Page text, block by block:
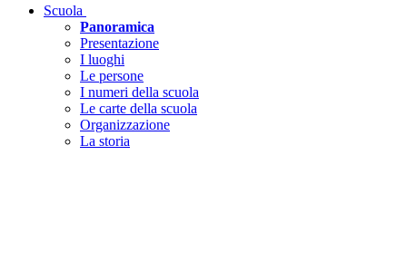
Scuola
Panoramica
Presentazione
I luoghi
Le persone
I numeri della scuola
Le carte della scuola
Organizzazione
La storia